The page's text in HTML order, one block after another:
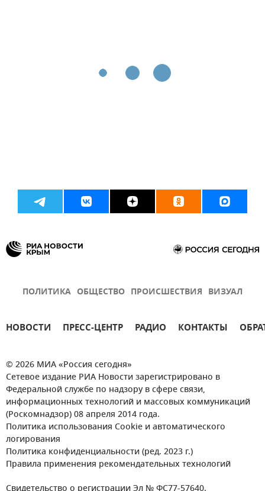
ПОЛИТИКА ОБЩЕСТВО ПРОИСШЕСТВИЯ ВИЗУАЛ
НОВОСТИ ПРЕСС-ЦЕНТР РАДИО КОНТАКТЫ
© 2026 МИА «Россия сегодня»
Сетевое издание РИА Новости зарегистрировано в
Федеральной службе по надзору в сфере связи,
информационных технологий и массовых коммуникаций
(Роскомнадзор) 08 апреля 2014 года.
Политика использования Cookie и автоматического
логирования
Политика конфиденциальности (ред. 2023 г.)
Правила применения рекомендательных технологий